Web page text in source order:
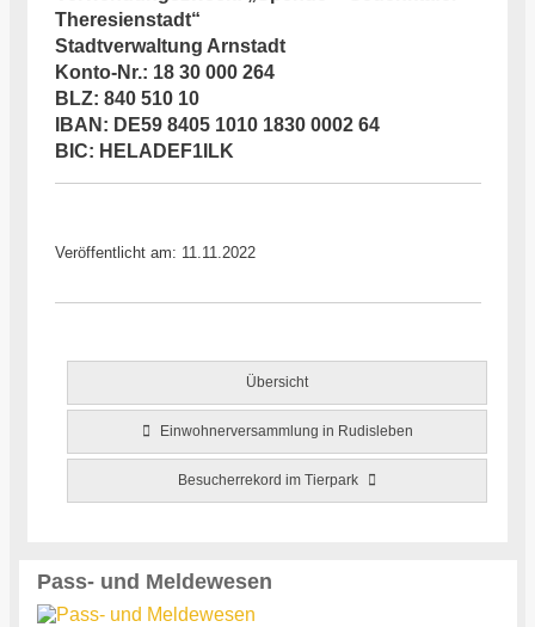
Theresienstadt“
Stadtverwaltung Arnstadt
Konto-Nr.: 18 30 000 264
BLZ: 840 510 10
IBAN: DE59 8405 1010 1830 0002 64
BIC: HELADEF1ILK
Veröffentlicht am: 11.11.2022
Übersicht
Einwohnerversammlung in Rudisleben
Besucherrekord im Tierpark
Pass- und Meldewesen